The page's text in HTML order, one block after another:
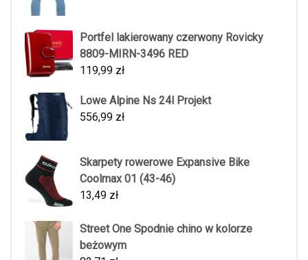
Portfel lakierowany czerwony Rovicky
8809-MIRN-3496 RED
119,99 zł
Lowe Alpine Ns 24l Projekt
556,99 zł
Skarpety rowerowe Expansive Bike
Coolmax 01 (43-46)
13,49 zł
Street One Spodnie chino w kolorze
beżowym